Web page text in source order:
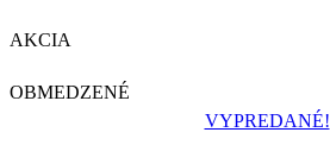
AKCIA
OBMEDZENÉ
VYPREDANÉ!